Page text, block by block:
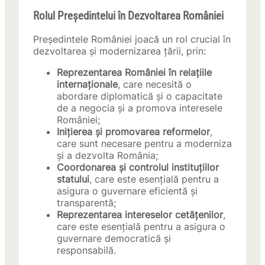
Rolul Președintelui în Dezvoltarea României
Președintele României joacă un rol crucial în
dezvoltarea și modernizarea țării, prin:
Reprezentarea României în relațiile
internaționale, care necesită o
abordare diplomatică și o capacitate
de a negocia și a promova interesele
României;
Inițierea și promovarea reformelor,
care sunt necesare pentru a moderniza
și a dezvolta România;
Coordonarea și controlul instituțiilor
statului, care este esențială pentru a
asigura o guvernare eficientă și
transparentă;
Reprezentarea intereselor cetățenilor,
care este esențială pentru a asigura o
guvernare democratică și
responsabilă.